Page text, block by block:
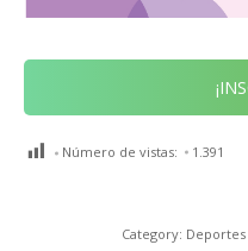
Número de vistas: 1.391
Category: